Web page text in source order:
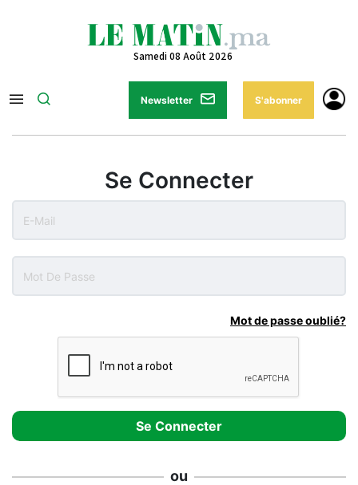
Samedi 08 Août 2026
Newsletter S'abonner
Se Connecter
Mot de passe oublié?
ou